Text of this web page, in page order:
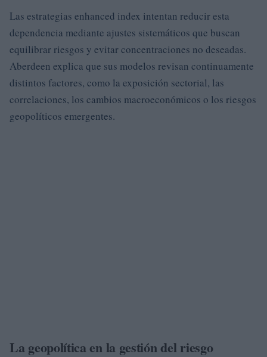
Las estrategias enhanced index intentan reducir esta
dependencia mediante ajustes sistemáticos que buscan
equilibrar riesgos y evitar concentraciones no deseadas.
Aberdeen explica que sus modelos revisan continuamente
distintos factores, como la exposición sectorial, las
correlaciones, los cambios macroeconómicos o los riesgos
geopolíticos emergentes.
La geopolítica en la gestión del riesgo